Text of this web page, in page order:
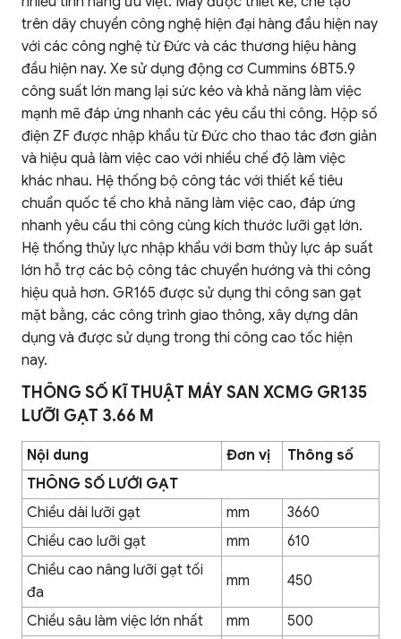
trên dây chuyền công nghệ hiện đại hàng đầu hiện nay
với các công nghệ từ Đức và các thương hiệu hàng
đầu hiện nay. Xe sử dụng động cơ Cummins 6BT5.9
công suất lớn mang lại sức kéo và khả năng làm việc
mạnh mẽ đáp ứng nhanh các yêu cầu thi công. Hộp số
điện ZF được nhập khẩu từ Đức cho thao tác đơn giản
và hiệu quả làm việc cao với nhiều chế độ làm việc
khác nhau. Hệ thống bộ công tác với thiết kế tiêu
chuẩn quốc tế cho khả năng làm việc cao, đáp ứng
nhanh yêu cầu thi công cùng kích thước lưỡi gạt lớn.
Hệ thống thủy lực nhập khẩu với bơm thủy lực áp suất
lớn hỗ trợ các bộ công tác chuyển hướng và thi công
hiệu quả hơn. GR165 được sử dụng thi công san gạt
mặt bằng, các công trình giao thông, xây dựng dân
dụng và được sử dụng trong thi công cao tốc hiện
nay.
THÔNG SỐ KĨ THUẬT MÁY SAN XCMG GR135
LƯỠI GẠT 3.66 M
Nội dung Đơn vị
Thông số
THÔNG SỐ LƯỚI GẠT
Chiều dài lưỡi gạt
mm
3660
Chiều cao lưỡi gạt
mm
610
Chiều cao nâng lưỡi gạt tối
đa
mm 450
Chiều sâu làm việc lớn nhất mm
500